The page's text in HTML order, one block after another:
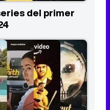
del primer